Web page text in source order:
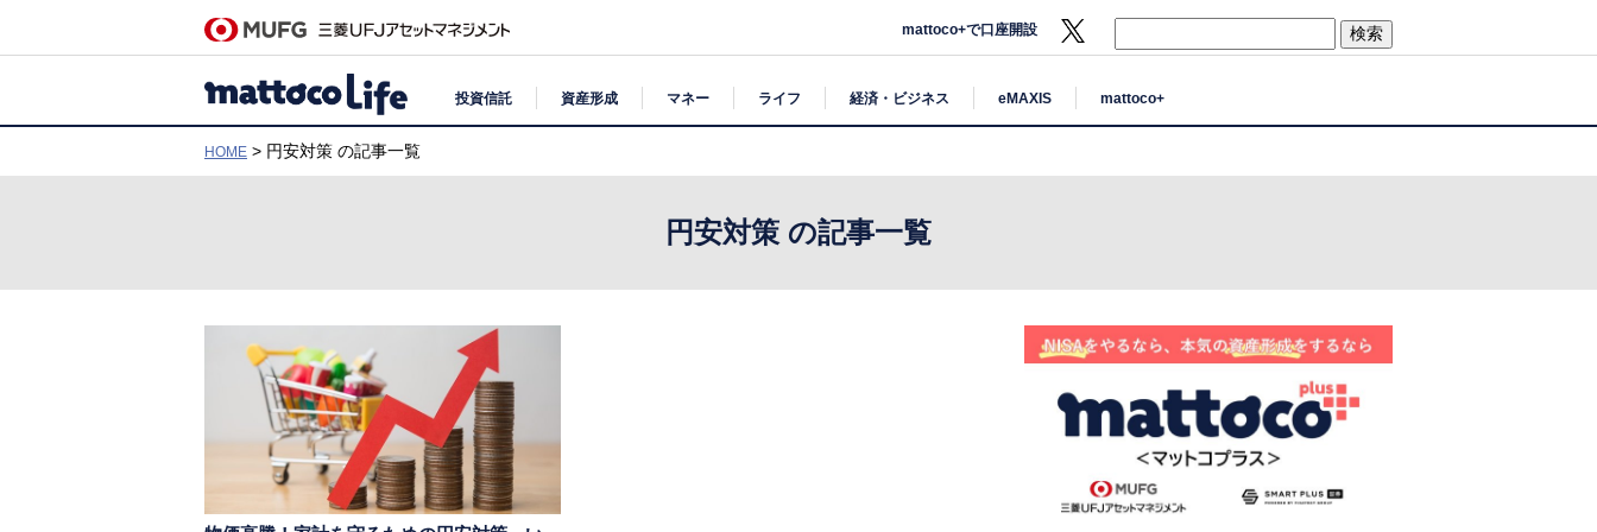
mattoco+で口座開設
投資信託 資産形成 マネー ライフ 経済・ビジネス eMAXIS mattoco+
HOME > 円安対策 の記事一覧
円安対策 の記事一覧